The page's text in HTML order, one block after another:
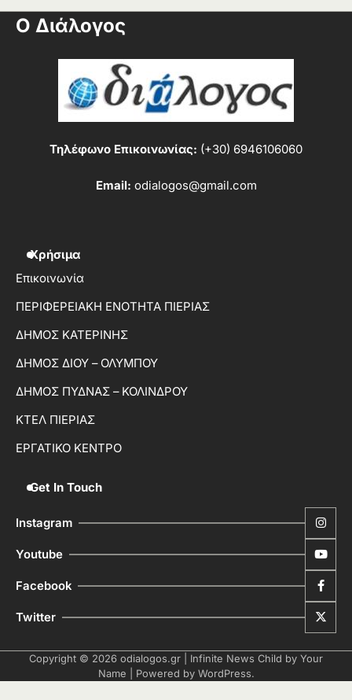
Ο Διάλογος
Τηλέφωνο Επικοινωνίας: (+30) 6946106060
Email: odialogos@gmail.com
Χρήσιμα
Επικοινωνία
ΠΕΡΙΦΕΡΕΙΑΚΗ ΕΝΟΤΗΤΑ ΠΙΕΡΙΑΣ
ΔΗΜΟΣ ΚΑΤΕΡΙΝΗΣ
ΔΗΜΟΣ ΔΙΟΥ – ΟΛΥΜΠΟΥ
ΔΗΜΟΣ ΠΥΔΝΑΣ – ΚΟΛΙΝΔΡΟΥ
ΚΤΕΛ ΠΙΕΡΙΑΣ
ΕΡΓΑΤΙΚΟ ΚΕΝΤΡΟ
Get In Touch
Instagram
Youtube
Facebook
Twitter
Copyright © 2026 odialogos.gr | Infinite News Child by Your
Name | Powered by WordPress.